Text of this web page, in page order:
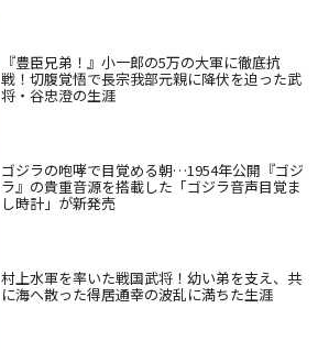
『豊臣兄弟！』小一郎の5万の大軍に徹底抗
戦！切腹覚悟で長宗我部元親に降伏を迫った武
将・谷忠澄の生涯
ゴジラの咆哮で目覚める朝…1954年公開『ゴジ
ラ』の貴重音源を搭載した「ゴジラ音声目覚ま
し時計」が新発売
村上水軍を率いた戦国武将！幼い弟を支え、共
に海へ散った得居通幸の波乱に満ちた生涯